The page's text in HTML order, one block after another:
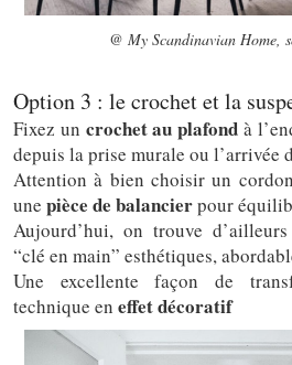
@ My Scandinavian Home,
Option 3 : le crochet et la
Fixez un crochet au plafond à
depuis la prise murale ou l’arrivée
Attention à bien choisir un
une pièce de balancierpour
Aujourd’hui, on trouve
“clé en main” esthétiques,
Une excellente façon de
technique en effet décoratif